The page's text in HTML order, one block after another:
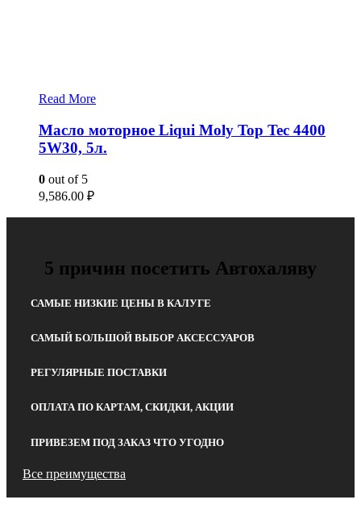
Read More
Масло моторное Liqui Moly Top Tec 4400
5W30, 5л.
0 out of 5
9,586.00 ₽
5 причин посетить Автохаляву
САМЫЕ НИЗКИЕ ЦЕНЫ В КАЛУГЕ
САМЫЙ БОЛЬШОЙ ВЫБОР АКСЕССУАРОВ
РЕГУЛЯРНЫЕ ПОСТАВКИ
ОПЛАТА ПО КАРТАМ, СКИДКИ, АКЦИИ
ПРИВЕЗЕМ ПОД ЗАКАЗ ЧТО УГОДНО
Все преимущества